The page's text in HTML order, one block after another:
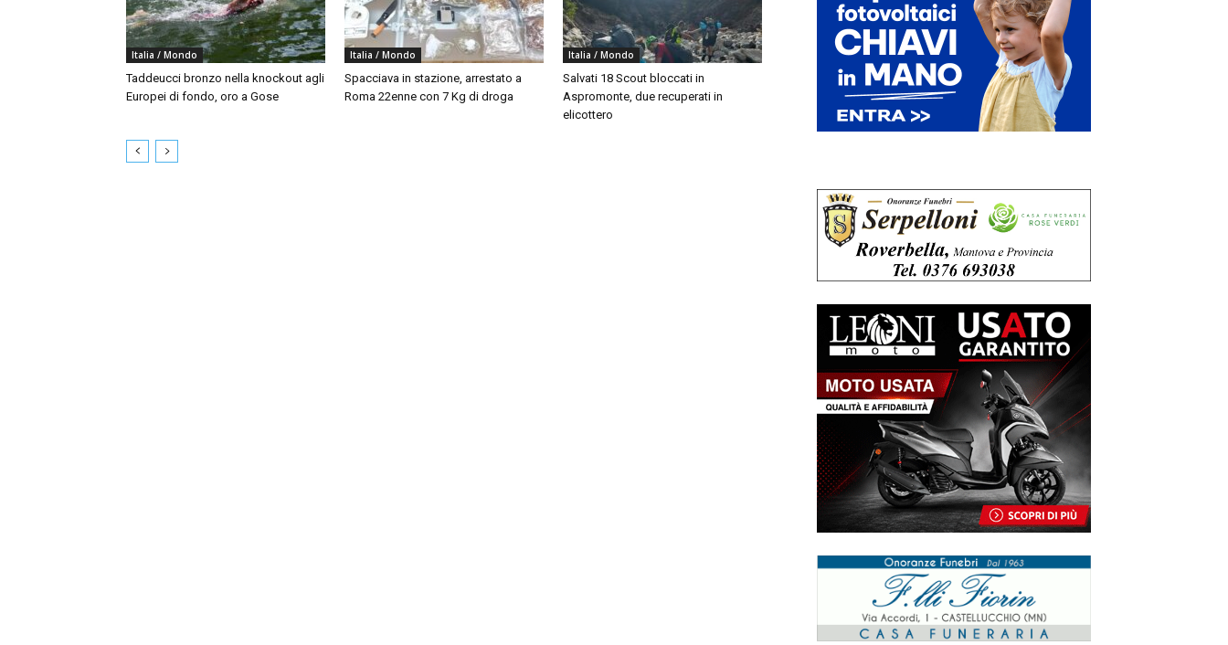
Italia / Mondo
Taddeucci bronzo nella knockout agli
Europei di fondo, oro a Gose
Italia / Mondo
Spacciava in stazione, arrestato a
Roma 22enne con 7 Kg di droga
Italia / Mondo
Salvati 18 Scout bloccati in
Aspromonte, due recuperati in
elicottero